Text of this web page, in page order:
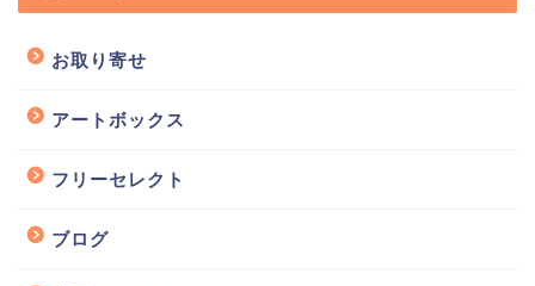
お取り寄せ
アートボックス
フリーセレクト
ブログ